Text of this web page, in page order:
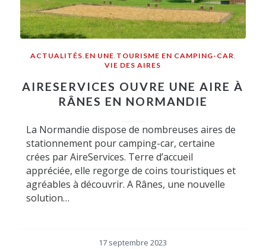
ACTUALITÉS, EN UNE, TOURISME EN CAMPING-CAR,
VIE DES AIRES
AIRESERVICES OUVRE UNE AIRE À
RÂNES EN NORMANDIE
La Normandie dispose de nombreuses aires de
stationnement pour camping-car, certaine
crées par AireServices. Terre d’accueil
appréciée, elle regorge de coins touristiques et
agréables à découvrir. A Rânes, une nouvelle
solution…
17 septembre 2023